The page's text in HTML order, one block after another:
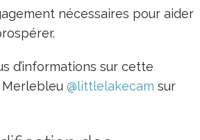
nécessaires pour aider
d’informations sur cette
@littlelakecam sur